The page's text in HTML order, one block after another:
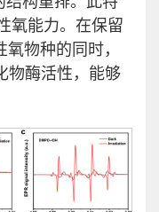
氧能力。在保留
物种的同时，
物酶活性，能够